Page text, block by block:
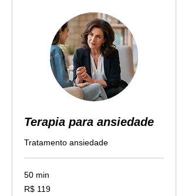
Terapia para ansiedade
Tratamento ansiedade
50 min
119
Reais
R$ 119